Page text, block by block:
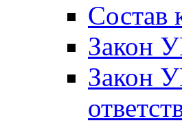
Состав
Закон
Закон